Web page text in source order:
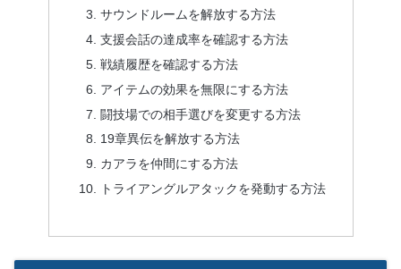
サウンドルームを解放する方法
支援会話の達成率を確認する方法
戦績履歴を確認する方法
アイテムの効果を無限にする方法
闘技場での相手選びを変更する方法
19章異伝を解放する方法
カアラを仲間にする方法
トライアングルアタックを発動する方法